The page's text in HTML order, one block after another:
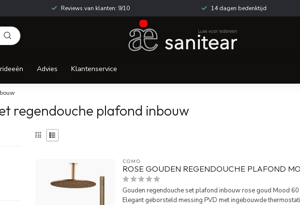
Reviews van klanten: 9/10 14 dagen bedenktijd
Advies Klantenservice
regendouche plafond inbouw
COMO
ROSE GOUDEN REGENDOUCHE PLAFOND
Gouden regendouche set plafond inbouw rose goud Mood
Elegant geborsteld messing PVD met ingebouwde